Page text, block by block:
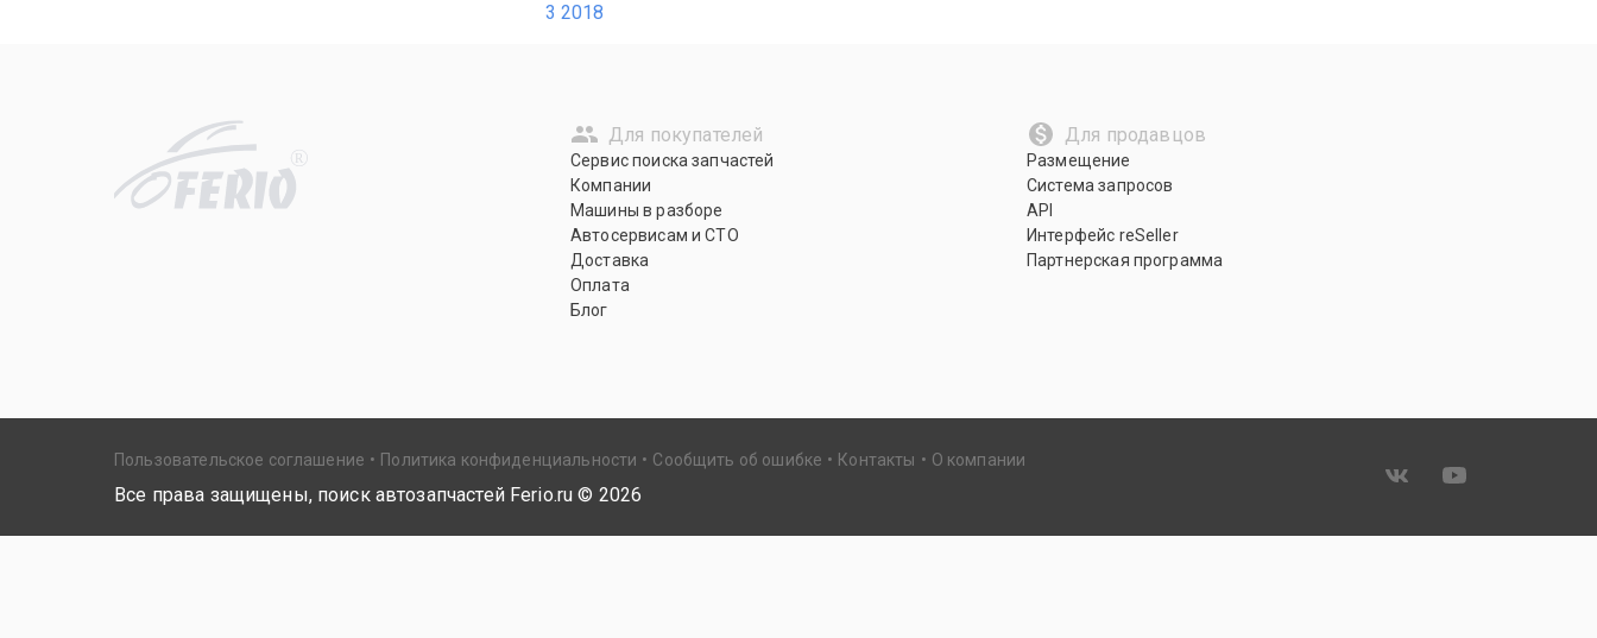
3 2018
R
Для покупателей
Сервис поиска запчастей
Компании
Машины в разборе
Автосервисам и СТО
Доставка
Оплата
Блог
Для продавцов
Размещение
Система запросов
API
Интерфейс reSeller
Партнерская программа
Пользовательское соглашение Политика конфиденциальности Сообщить об ошибке Контакты О компании
Все права защищены, поиск автозапчастей Ferio.ru © 2026